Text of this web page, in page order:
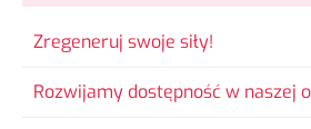
Zregeneruj swoje siły!
Rozwijamy dostępność w naszej